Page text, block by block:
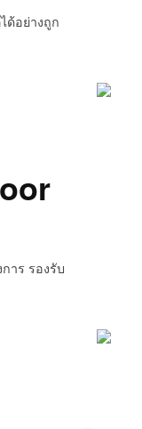
ด้อย่างถูก
าร รองรับ